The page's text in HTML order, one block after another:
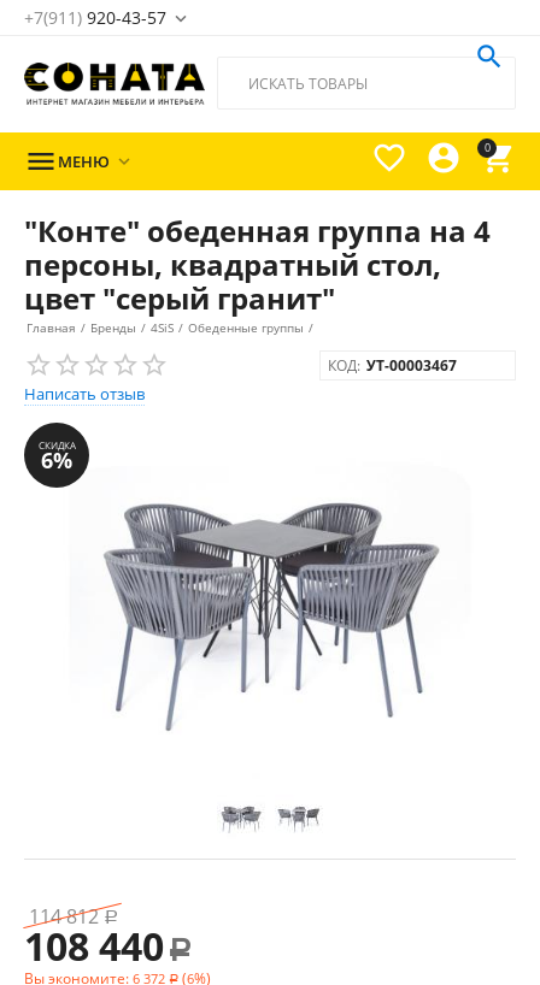
+7(911) 920-43-57 
0




 МЕНЮ 
"Конте" обеденная группа на 4
персоны, квадратный стол,
цвет "серый гранит"
Главная / Бренды / 4SiS / Обеденные группы /
Написать отзыв
КОД: УТ-00003467
СКИДКА
6%
114 812 Р
108 440 Р
Вы экономите: 6 372 Р (6%)